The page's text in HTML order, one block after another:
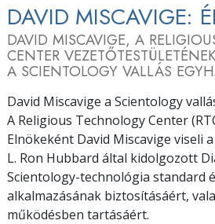
DAVID MISCAVIGE:
DAVID MISCAVIGE, A
CENTER
A SCIENTOLOGY VALLÁS
David Miscavige a Scientology
A Religious Technology Center
Elnökeként David Miscavige viseli
L. Ron Hubbard által kidolgozott
Scientology-technológia standard
alkalmazásának biztosításáért,
működésben tartásáért.